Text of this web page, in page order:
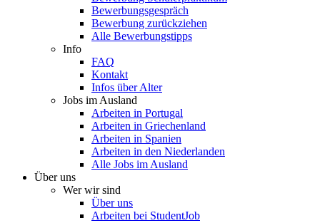
Bewerbungsgespräch
Bewerbung zurückziehen
Alle Bewerbungstipps
Info
FAQ
Kontakt
Infos über Alter
Jobs im Ausland
Arbeiten in Portugal
Arbeiten in Griechenland
Arbeiten in Spanien
Arbeiten in den Niederlanden
Alle Jobs im Ausland
Über uns
Wer wir sind
Über uns
Arbeiten bei StudentJob